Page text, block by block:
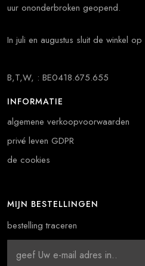
uur ononderbroken geopend.
In juli en augustus sluit de winkel
B,T,W, : BE0418.675.655
INFORMATIE
algemene verkoopvoorwaarden
privé leven GDPR
de cookies
MIJN BESTELLINGEN
bestelling traceren